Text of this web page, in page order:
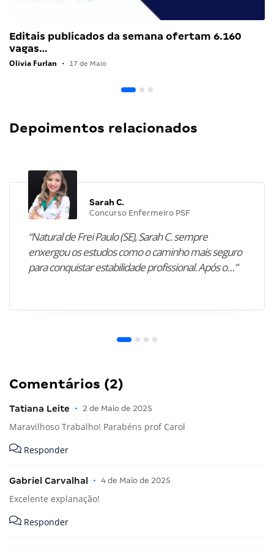
Editais publicados da semana ofertam 6.160
vagas…
Olivia Furlan • 17 de Maio
Depoimentos relacionados
Sarah C.
Concurso Enfermeiro PSF
“Natural de Frei Paulo (SE), Sarah C. sempre
enxergou os estudos como o caminho mais seguro
para conquistar estabilidade profissional. Após o…”
Comentários (2)
Tatiana Leite • 2 de Maio de 2025
Maravilhoso Trabalho! Parabéns prof Carol
Responder
Gabriel Carvalhal • 4 de Maio de 2025
Excelente explanação!
Responder